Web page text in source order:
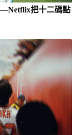
把十二碼點